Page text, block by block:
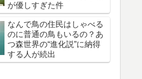
が優しすぎた件
なんで鳥の住民はしゃべる
のに普通の鳥もいるの？あ
つ森世界の“進化説”に納得
する人が続出